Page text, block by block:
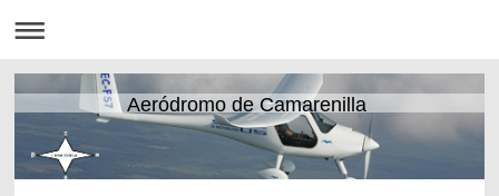
Aeródromo de Camarenilla